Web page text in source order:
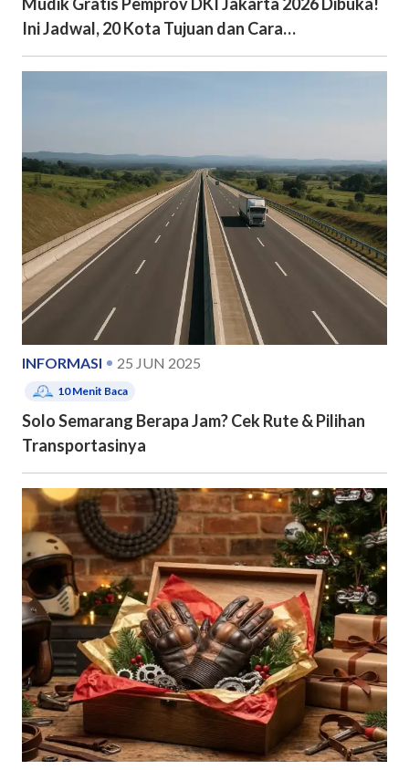
Mudik Gratis Pemprov DKI Jakarta 2026 Dibuka!
Ini Jadwal, 20 Kota Tujuan dan Cara
Pendaftarannya
INFORMASI 25 JUN 2025
10Menit Baca
Solo Semarang Berapa Jam? Cek Rute & Pilihan
Transportasinya